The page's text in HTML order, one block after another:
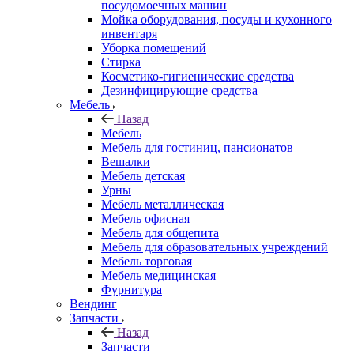
посудомоечных машин
Мойка оборудования, посуды и кухонного
инвентаря
Уборка помещений
Стирка
Косметико-гигиенические средства
Дезинфицирующие средства
Мебель
Назад
Мебель
Мебель для гостиниц, пансионатов
Вешалки
Мебель детская
Урны
Мебель металлическая
Мебель офисная
Мебель для общепита
Мебель для образовательных учреждений
Мебель торговая
Мебель медицинская
Фурнитура
Вендинг
Запчасти
Назад
Запчасти